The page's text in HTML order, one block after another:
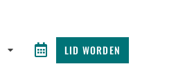
LID WORDEN